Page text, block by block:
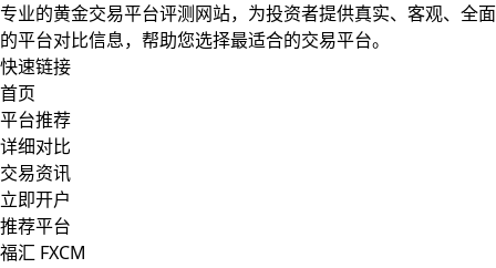
专业的黄金交易平台评测网站，为投资者提供真实、客观、全面
的平台对比信息，帮助您选择最适合的交易平台。
快速链接
首页
平台推荐
详细对比
交易资讯
立即开户
推荐平台
福汇 FXCM